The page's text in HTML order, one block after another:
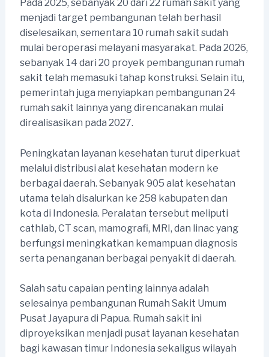
Pada 2025, sebanyak 20 dari 22 rumah sakit yang
menjadi target pembangunan telah berhasil
diselesaikan, sementara 10 rumah sakit sudah
mulai beroperasi melayani masyarakat. Pada 2026,
sebanyak 14 dari 20 proyek pembangunan rumah
sakit telah memasuki tahap konstruksi. Selain itu,
pemerintah juga menyiapkan pembangunan 24
rumah sakit lainnya yang direncanakan mulai
direalisasikan pada 2027.
Peningkatan layanan kesehatan turut diperkuat
melalui distribusi alat kesehatan modern ke
berbagai daerah. Sebanyak 905 alat kesehatan
utama telah disalurkan ke 258 kabupaten dan
kota di Indonesia. Peralatan tersebut meliputi
cathlab, CT scan, mamografi, MRI, dan linac yang
berfungsi meningkatkan kemampuan diagnosis
serta penanganan berbagai penyakit di daerah.
Salah satu capaian penting lainnya adalah
selesainya pembangunan Rumah Sakit Umum
Pusat Jayapura di Papua. Rumah sakit ini
diproyeksikan menjadi pusat layanan kesehatan
bagi kawasan timur Indonesia sekaligus wilayah